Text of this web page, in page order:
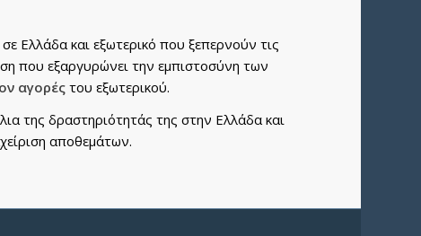
Ελλάδα και εξωτερικό που ξεπερνούν τις
που εξαργυρώνει την εμπιστοσύνη των
αγορέςτου εξωτερικού.
της δραστηριότητάς της στην Ελλάδα και
αποθεμάτων.